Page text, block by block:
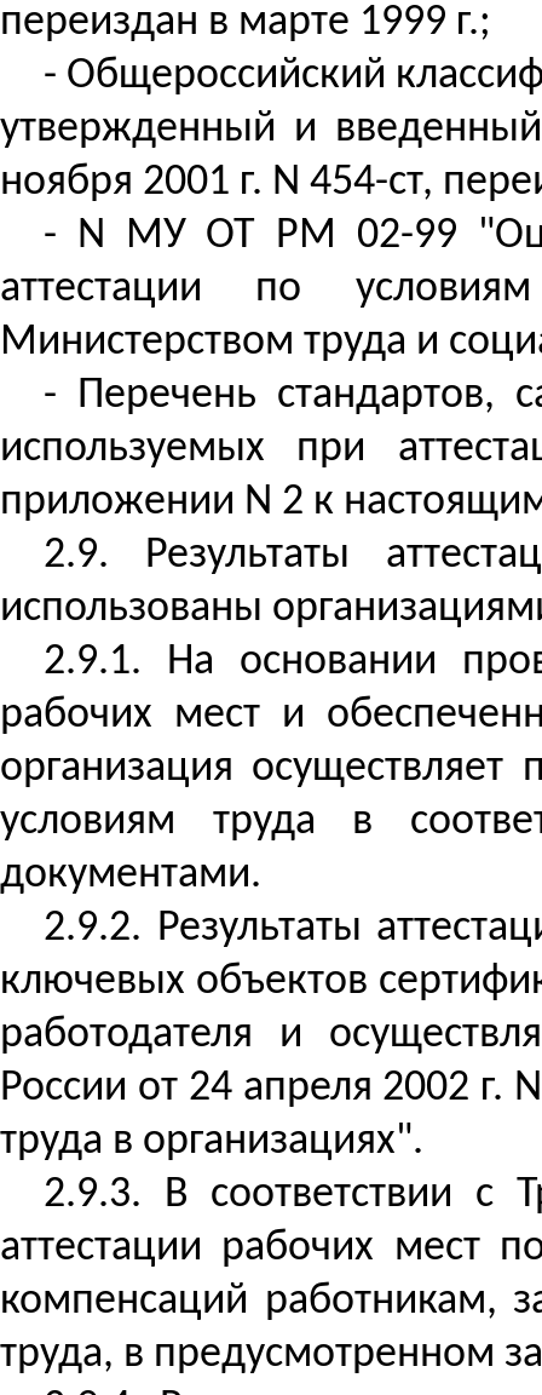
переиздан в марте 1999 г.;
- Общероссийский
утвержденный и введенный
ноября 2001 г. N 454-ст,
- N МУ ОТ РМ 02-99
аттестации по
Министерством труда и
- Перечень стандартов,
используемых при
приложении N 2 к
2.9. Результаты
использованы
2.9.1. На основании
рабочих мест и
организация
условиям труда в
документами.
2.9.2. Результаты
ключевых объектов
работодателя и
России от 24 апреля 2002
труда в организациях".
2.9.3. В соответствии с
аттестации рабочих мест
компенсаций работникам,
труда, в предусмотренном